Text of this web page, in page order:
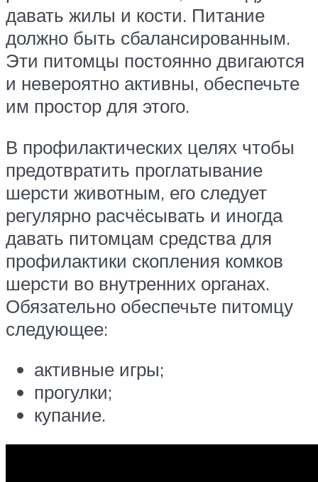
давать жилы и кости. Питание
должно быть сбалансированным.
Эти питомцы постоянно двигаются
и невероятно активны, обеспечьте
им простор для этого.
В профилактических целях чтобы
предотвратить проглатывание
шерсти животным, его следует
регулярно расчёсывать и иногда
давать питомцам средства для
профилактики скопления комков
шерсти во внутренних органах.
Обязательно обеспечьте питомцу
следующее:
активные игры;
прогулки;
купание.